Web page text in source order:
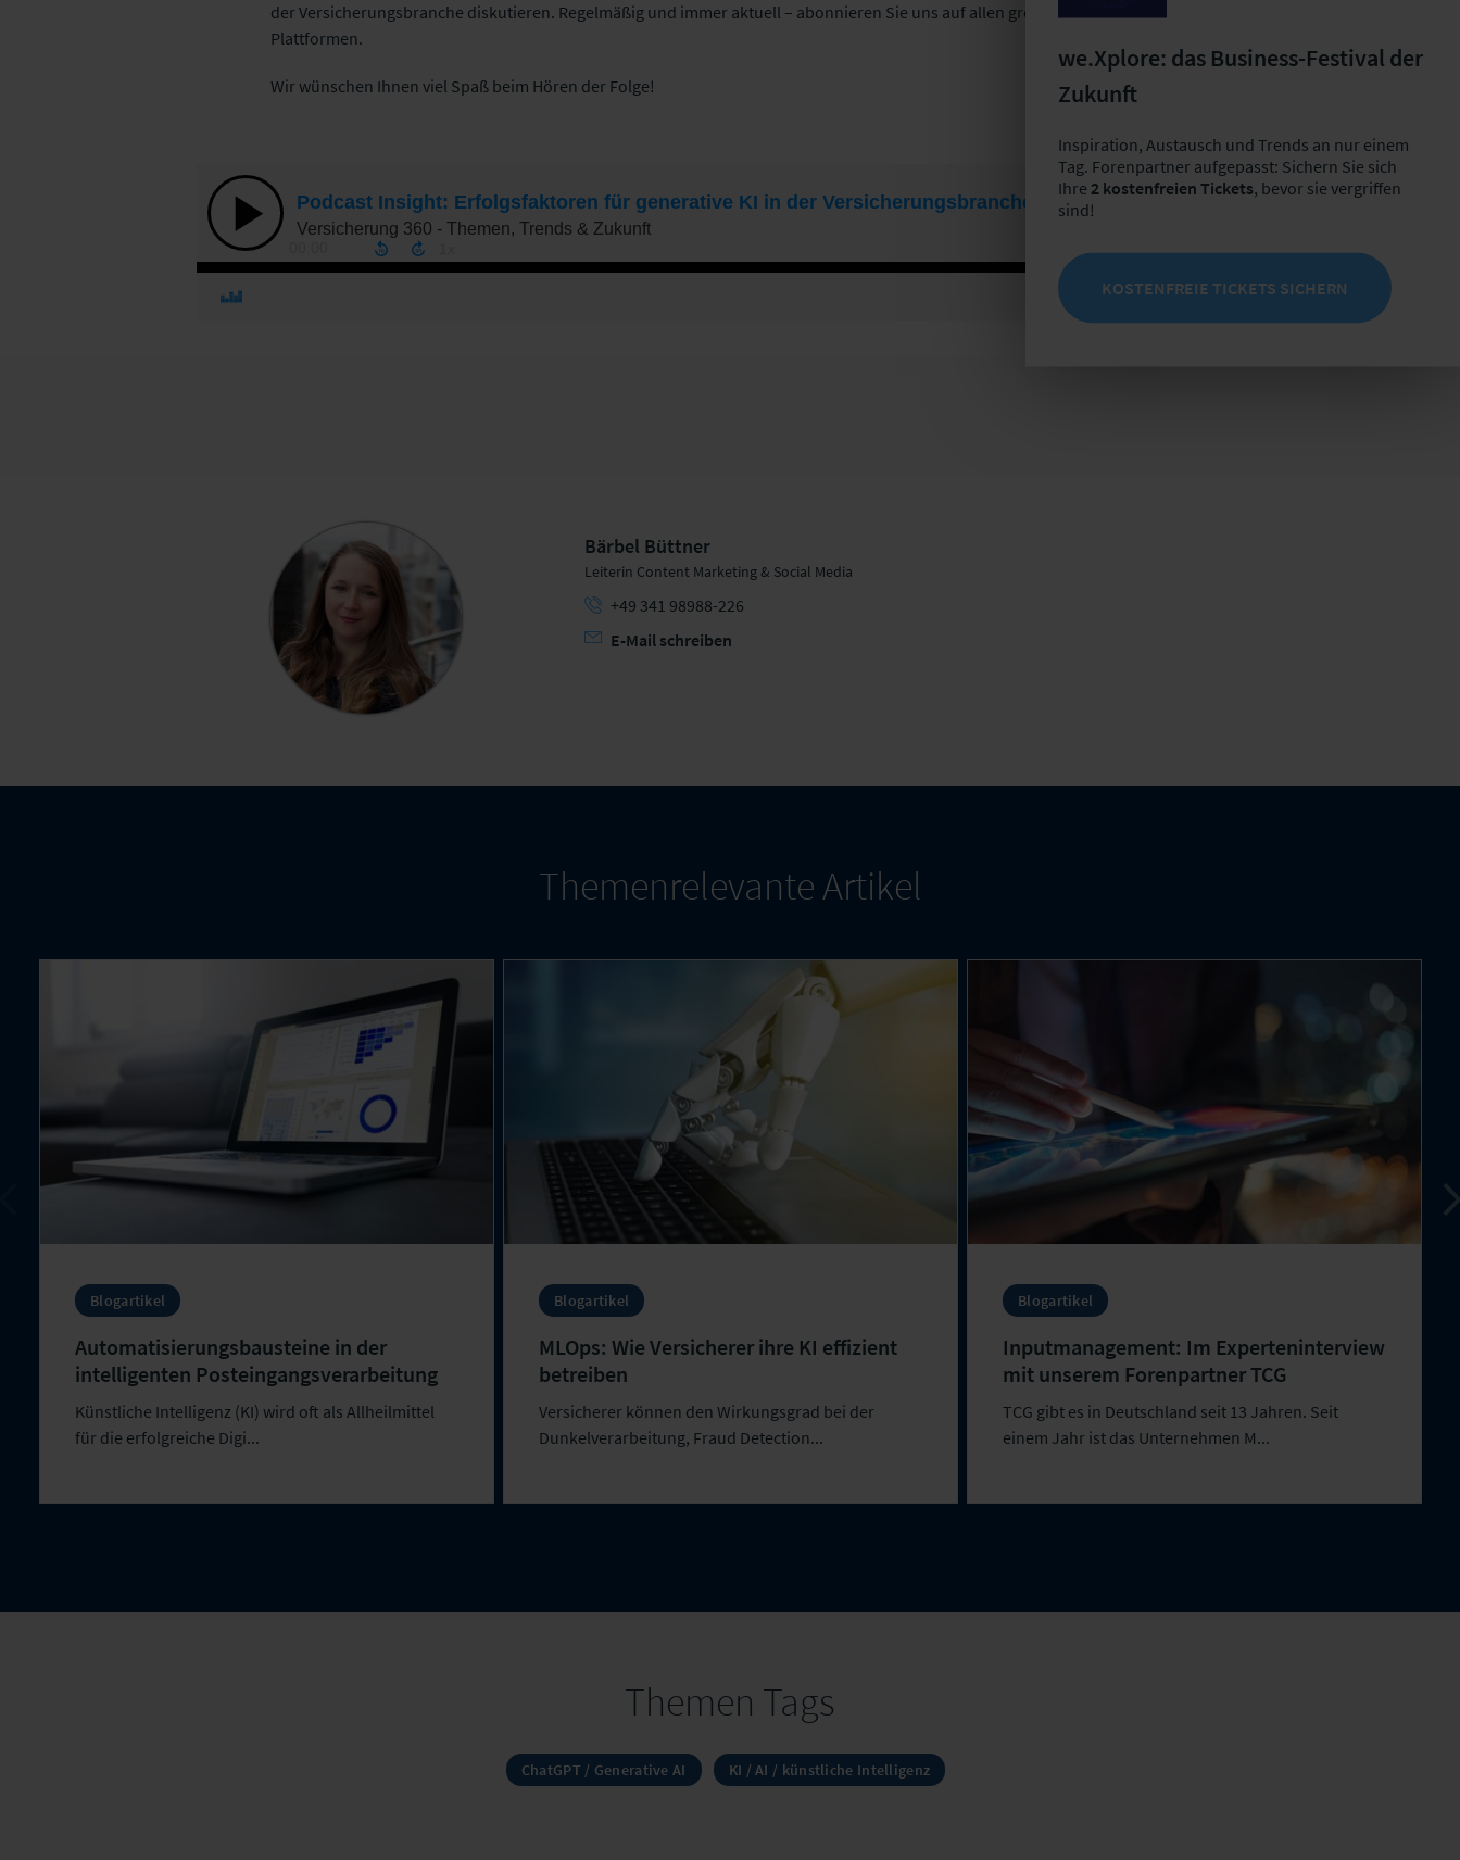
der Versicherungsbranche diskutieren. Regelmäßig und immer aktuell – abonnieren Sie uns auf allen großen Streaming-
Plattformen.
Wir wünschen Ihnen viel Spaß beim Hören der Folge!
Bärbel Büttner
Leiterin Content Marketing & Social Media
+49 341 98988-226
E-Mail schreiben
Themenrelevante Artikel
Blogartikel
Automatisierungsbausteine in der
intelligenten Posteingangsverarbeitung
Künstliche Intelligenz (KI) wird oft als Allheilmittel
für die erfolgreiche Digi...
Blogartikel
MLOps: Wie Versicherer ihre KI effizient
betreiben
Versicherer können den Wirkungsgrad bei der
Dunkelverarbeitung, Fraud Detection...
Blogartikel
Inputmanagement: Im Experteninterview
mit unserem Forenpartner TCG
TCG gibt es in Deutschland seit 13 Jahren. Seit
einem Jahr ist das Unternehmen M...
Themen Tags
ChatGPT / Generative AI KI / AI / künstliche Intelligenz
we.Xplore: das Business-Festival der
Zukunft
Inspiration, Austausch und Trends an nur einem
Tag. Forenpartner aufgepasst: Sichern Sie sich
Ihre 2 kostenfreien Tickets, bevor sie vergriffen
sind!
KOSTENFREIE TICKETS SICHERN